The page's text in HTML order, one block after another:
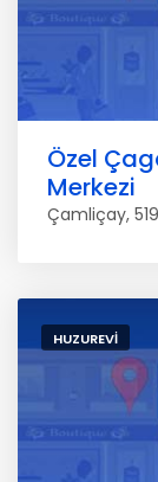
Özel
Merkezi
Çamliçay,
HUZUREVI